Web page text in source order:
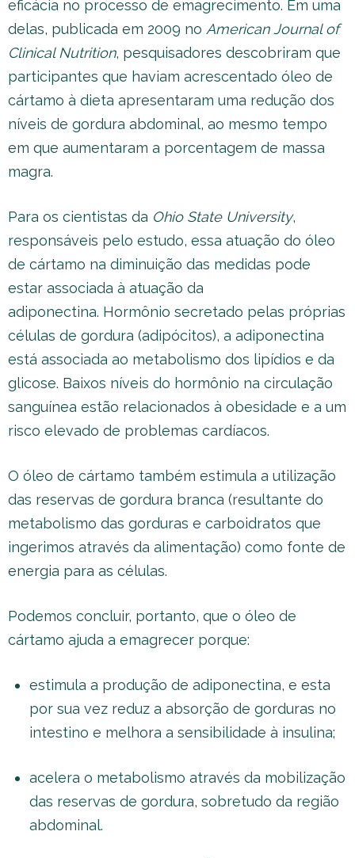
eficácia no processo de emagrecimento. Em uma
delas, publicada em 2009 no American Journal of
Clinical Nutrition, pesquisadores descobriram que
participantes que haviam acrescentado óleo de
cártamo à dieta apresentaram uma redução dos
níveis de gordura abdominal, ao mesmo tempo
em que aumentaram a porcentagem de massa
magra.
Para os cientistas da Ohio State University,
responsáveis pelo estudo, essa atuação do óleo
de cártamo na diminuição das medidas pode
estar associada à atuação da
adiponectina. Hormônio secretado pelas próprias
células de gordura (adipócitos), a adiponectina
está associada ao metabolismo dos lipídios e da
glicose. Baixos níveis do hormônio na circulação
sanguínea estão relacionados à obesidade e a um
risco elevado de problemas cardíacos.
O óleo de cártamo também estimula a utilização
das reservas de gordura branca (resultante do
metabolismo das gorduras e carboidratos que
ingerimos através da alimentação) como fonte de
energia para as células.
Podemos concluir, portanto, que o óleo de
cártamo ajuda a emagrecer porque:
estimula a produção de adiponectina, e esta
por sua vez reduz a absorção de gorduras no
intestino e melhora a sensibilidade à insulina;
acelera o metabolismo através da mobilização
das reservas de gordura, sobretudo da região
abdominal.